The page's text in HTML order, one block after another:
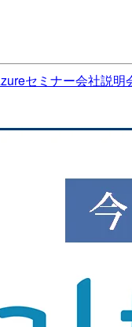
セミナー会社説明